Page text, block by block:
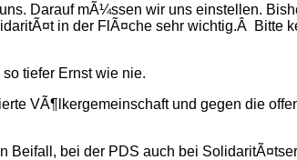
Darauf mÃ¼ssen wir uns einstellen.
in der FlÃ¤che sehr wichtig.Â Bitte
tiefer Ernst wie nie.
VÃ¶lkergemeinschaft und gegen die
Beifall, bei der PDS auch bei